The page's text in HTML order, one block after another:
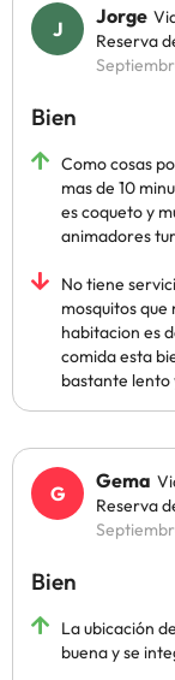
Jorge
Reserva
Bien
Como cosas
mas de 10
es coqueto y
animadores
No tiene
mosquitos
habitacion es
comida esta
bastante lento
Gema
Reserva
Bien
La ubicación
buena y se